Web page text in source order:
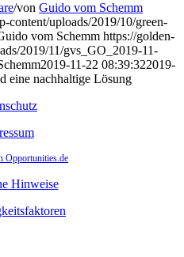
/von Guido vom Schemm
content/uploads/2019/10/green-
vom Schemm https://golden-
2019/11/gvs_GO_2019-11-
2019-11-22 08:39:322019-
eine nachhaltige Lösung
Opportunities.de
Hinweise